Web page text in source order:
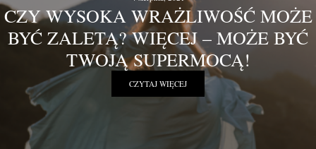
CZY WYSOKA WRAŻLIWOŚĆ MOŻE
BYĆ ZALETĄ? WIĘCEJ – MOŻE BYĆ
TWOJĄ SUPERMOCĄ!
CZYTAJ WIĘCEJ